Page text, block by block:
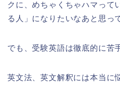
クに、めちゃくちゃハマって
る人」になりたいなあと思っ
でも、受験英語は徹底的に苦
英文法、英文解釈には本当に